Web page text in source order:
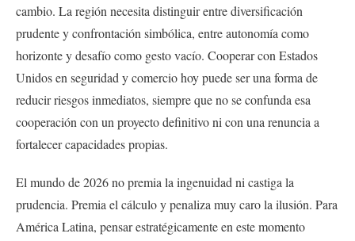
cambio. La región necesita distinguir entre diversificación
prudente y confrontación simbólica, entre autonomía como
horizonte y desafío como gesto vacío. Cooperar con Estados
Unidos en seguridad y comercio hoy puede ser una forma de
reducir riesgos inmediatos, siempre que no se confunda esa
cooperación con un proyecto definitivo ni con una renuncia a
fortalecer capacidades propias.
El mundo de 2026 no premia la ingenuidad ni castiga la
prudencia. Premia el cálculo y penaliza muy caro la ilusión. Para
América Latina, pensar estratégicamente en este momento